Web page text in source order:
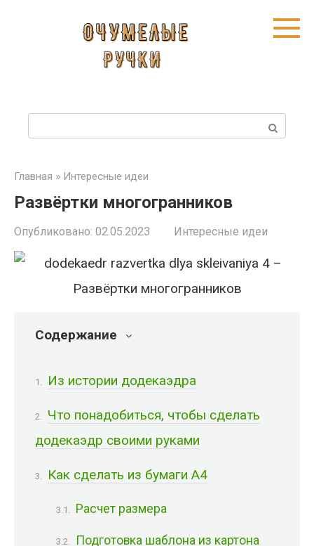
с
Главная » Интересные идеи
Развёртки многогранников
Опубликовано: 02.05.2023 Интересные идеи
Содержание
Из истории додекаэдра
Что понадобиться, чтобы сделать
додекаэдр своими руками
Как сделать из бумаги А4
Расчет размера
Подготовка шаблона из картона